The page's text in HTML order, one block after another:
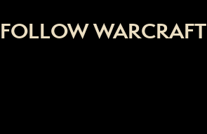
FOLLOW WARCRAFT